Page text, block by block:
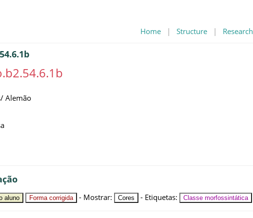
Home | Structure | Research
Alemão
aluno Forma corrigida - Mostrar: Cores - Etiquetas: Classe morfossintática